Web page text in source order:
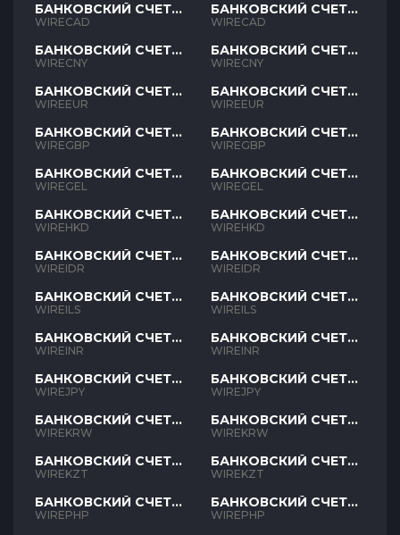
БАНКОВСКИЙ СЧЕТ
CAD
WIRECAD
БАНКОВСКИЙ СЧЕТ
CNY
WIRECNY
БАНКОВСКИЙ СЧЕТ
EUR
WIREEUR
БАНКОВСКИЙ СЧЕТ
GBP
WIREGBP
БАНКОВСКИЙ СЧЕТ
GEL
WIREGEL
БАНКОВСКИЙ СЧЕТ
HKD
WIREHKD
БАНКОВСКИЙ СЧЕТ
IDR
WIREIDR
БАНКОВСКИЙ СЧЕТ
ILS
WIREILS
БАНКОВСКИЙ СЧЕТ
INR
WIREINR
БАНКОВСКИЙ СЧЕТ
JPY
WIREJPY
БАНКОВСКИЙ СЧЕТ
KRW
WIREKRW
БАНКОВСКИЙ СЧЕТ
KZT
WIREKZT
БАНКОВСКИЙ СЧЕТ
PHP
WIREPHP
БАНКОВСКИЙ СЧЕТ
CAD
WIRECAD
БАНКОВСКИЙ СЧЕТ
CNY
WIRECNY
БАНКОВСКИЙ СЧЕТ
EUR
WIREEUR
БАНКОВСКИЙ СЧЕТ
GBP
WIREGBP
БАНКОВСКИЙ СЧЕТ
GEL
WIREGEL
БАНКОВСКИЙ СЧЕТ
HKD
WIREHKD
БАНКОВСКИЙ СЧЕТ
IDR
WIREIDR
БАНКОВСКИЙ СЧЕТ
ILS
WIREILS
БАНКОВСКИЙ СЧЕТ
INR
WIREINR
БАНКОВСКИЙ СЧЕТ
JPY
WIREJPY
БАНКОВСКИЙ СЧЕТ
KRW
WIREKRW
БАНКОВСКИЙ СЧЕТ
KZT
WIREKZT
БАНКОВСКИЙ СЧЕТ
PHP
WIREPHP